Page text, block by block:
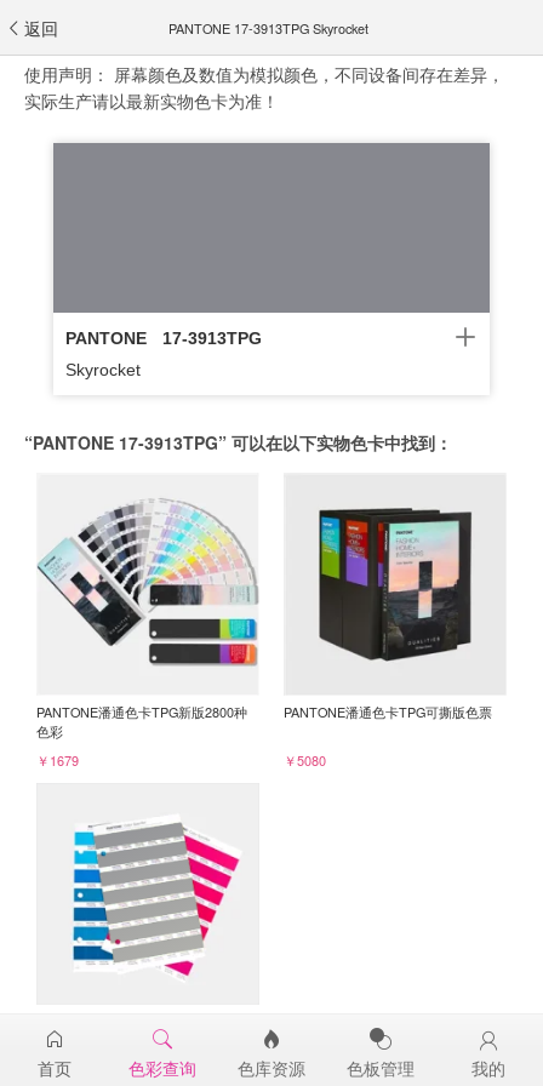
返回 PANTONE 17-3913TPG Skyrocket
使用声明： 屏幕颜色及数值为模拟颜色，不同设备间存在差异，
实际生产请以最新实物色卡为准！
PANTONE
17-3913TPG
Skyrocket
“PANTONE 17-3913TPG” 可以在以下实物色卡中找到：
PANTONE潘通色卡TPG新版2800种
色彩
￥1679
PANTONE潘通色卡TPG可撕版色票
￥5080
17-3913TPG
￥98
首页 色彩查询 色库资源 色板管理 我的